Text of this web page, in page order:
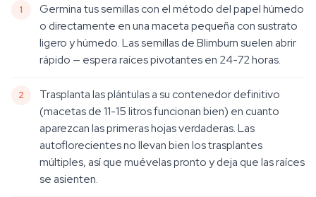
Germina tus semillas con el método del papel húmedo
o directamente en una maceta pequeña con sustrato
ligero y húmedo. Las semillas de Blimburn suelen abrir
rápido — espera raíces pivotantes en 24-72 horas.
Trasplanta las plántulas a su contenedor definitivo
(macetas de 11-15 litros funcionan bien) en cuanto
aparezcan las primeras hojas verdaderas. Las
autoflorecientes no llevan bien los trasplantes
múltiples, así que muévelas pronto y deja que las raíces
se asienten.